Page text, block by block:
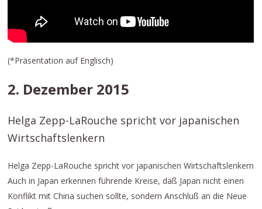
(*Präsentation auf Englisch)
2. Dezember 2015
Helga Zepp-LaRouche spricht vor japanischen
Wirtschaftslenkern
Helga Zepp-LaRouche spricht vor japanischen Wirtschaftslenkern
Auch in Japan erkennen führende Kreise, daß Japan nicht einen
Konflikt mit China suchen sollte, sondern Anschluß an die Neue